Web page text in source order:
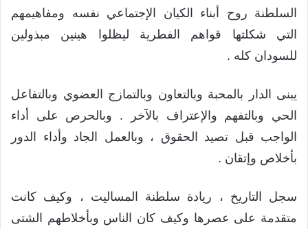
السلطنة روح أبناء الكيان الإجتماعي نفسه ومفاهيمهم
التي شكلتها قواهم الفطرية ليظلوا هينين مبذولين
للسودان كله .
يبنى الدار بالمحبة وبالتعاون وبالتمازج العضوي وبالتفاعل
الحي وبالتفهم والإعتراف بالآخر . وبالحرص على أداء
الواجب قبل تصيد الحقوق ، وبالعمل الجاد وأداء الدور
بأخلاص وإتقان .
سجل التاريخ ، ريادة سلطنة المساليت ، وكيف كانت
متقدمة على عصرها وكيف كان الناس وبأخلاطهم الشتى